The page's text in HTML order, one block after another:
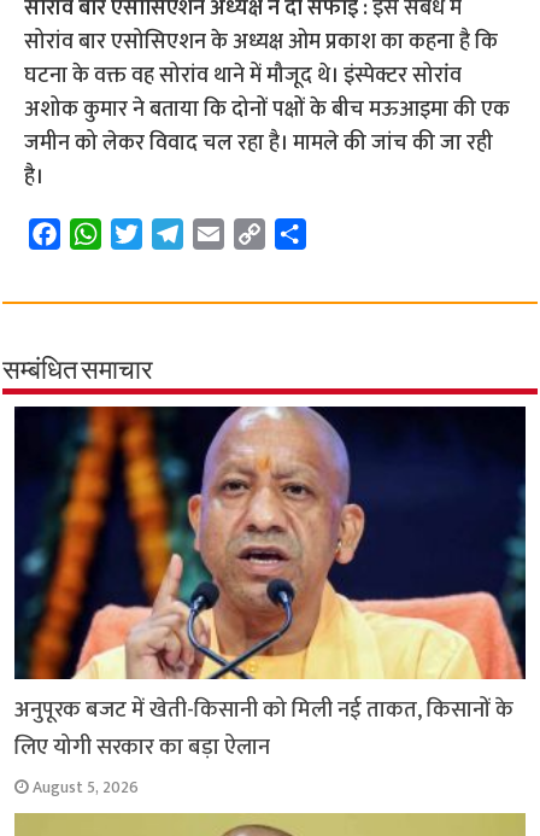
सोरांव बार एसोसिएशन अध्‍यक्ष ने दी सफाई :इस संबंध में
सोरांव बार एसोसिएशन के अध्यक्ष ओम प्रकाश का कहना है कि
घटना के वक्त वह सोरांव थाने में मौजूद थे। इंस्पेक्टर सोरांंव
अशोक कुमार ने बताया कि दोनों पक्षों के बीच मऊआइमा की एक
जमीन को लेकर विवाद चल रहा है। मामले की जांच की जा रही
है।
c
b
o
k
W
a
s
A
p
p
i
t
e
r
l
r
m
a
p
i
n
k
a
सम्बंधित समाचार
अनुपूरक बजट में खेती-किसानी को मिली नई ताकत, किसानों के
लिए योगी सरकार का बड़ा ऐलान
August 5, 2026